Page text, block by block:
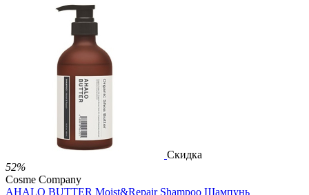
24 балла
40 баллов
724.00 Р
за 1.00 мл
Нет в наличии
 
Скидка
52%
Cosme Company
AHALO BUTTER Moist&Repair Shampoo Шампунь